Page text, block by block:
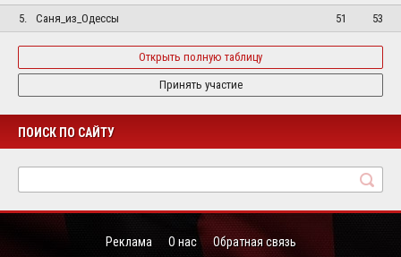
5.
Саня_из_Одессы 51 53
Открыть полную таблицу
Принять участие
ПОИСК ПО САЙТУ
Реклама О нас
Обратная связь